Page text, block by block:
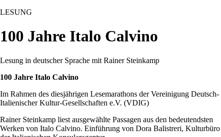
LESUNG
100 Jahre Italo Calvino
Lesung in deutscher Sprache mit Rainer Steinkamp
100 Jahre Italo Calvino
Im Rahmen des diesjährigen Lesemarathons der Vereinigung Deutsch-
Italienischer Kultur-Gesellschaften e.V. (VDIG)
Rainer Steinkamp liest ausgewählte Passagen aus den bedeutendsten
Werken von Italo Calvino. Einführung von Dora Balistreri, Kulturbüro